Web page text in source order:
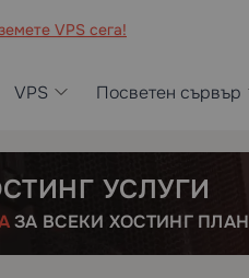
VPS сега!
VPS Посветен сървър
УСЛУГИ
ЗА ВСЕКИ ХОСТИНГ ПЛАН